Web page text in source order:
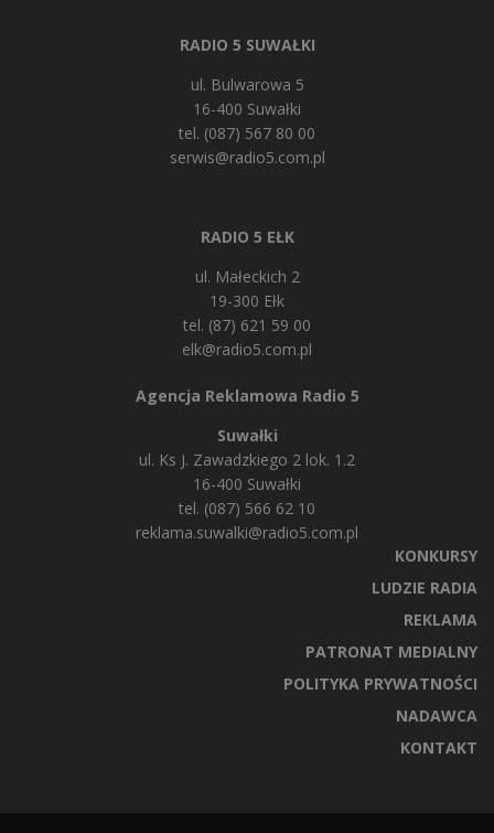
RADIO 5 SUWAŁKI
ul. Bulwarowa 5
16-400 Suwałki
tel. (087) 567 80 00
serwis@radio5.com.pl
RADIO 5 EŁK
ul. Małeckich 2
19-300 Ełk
tel. (87) 621 59 00
elk@radio5.com.pl
Agencja Reklamowa Radio 5
Suwałki
ul. Ks J. Zawadzkiego 2 lok. 1.2
16-400 Suwałki
tel. (087) 566 62 10
reklama.suwalki@radio5.com.pl
KONKURSY
LUDZIE RADIA
REKLAMA
PATRONAT MEDIALNY
POLITYKA PRYWATNOŚCI
NADAWCA
KONTAKT